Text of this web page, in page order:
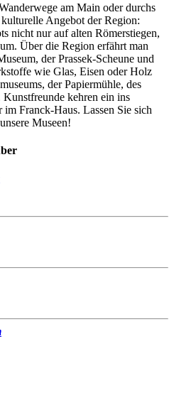
am Main oder durchs
Angebot der Region:
nicht nur auf alten Römerstiegen,
Über die Region erfährt man
der Prassek-Scheune und
wie Glas, Eisen oder Holz
der Papiermühle, des
kehren ein ins
Franck-Haus. Lassen Sie sich
Museen!